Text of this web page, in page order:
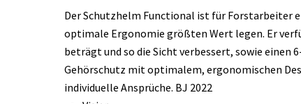
Der Schutzhelm Functional ist für Forstarbeiter
optimale Ergonomie größten Wert legen. Er
beträgt und so die Sicht verbessert, sowie
Gehörschutz mit optimalem, ergonomischen
individuelle Ansprüche. BJ 2022